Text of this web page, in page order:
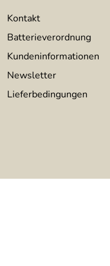
Kontakt
Batterieverordnung
Kundeninformationen
Newsletter
Lieferbedingungen